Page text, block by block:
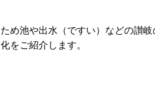
ため池や出水（ですい）などの讃岐
化をご紹介します。